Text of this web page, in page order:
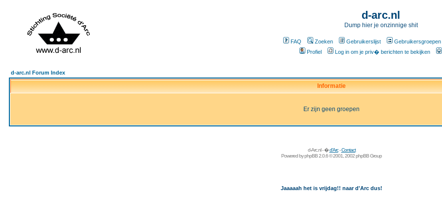
d-arc.nl
Dump hier je onzinnige shit
FAQ Zoeken Gebruikerslijst Gebruikersgroepen
Profiel
Log in om je priv� berichten te bekijken
d-arc.nl Forum Index
Informatie
Er zijn geen groepen
d-Arc.nl - �d'Arc-Contact
Powered byphpBB2.0.6 © 2001, 2002 phpBB Group
Jaaaaah het is vrijdag!! naar d'Arc dus!